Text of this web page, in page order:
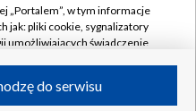
„Portalem”, w tym informacje
jak: pliki cookie, sygnalizatory
umożliwiających świadczenie
do serwisu